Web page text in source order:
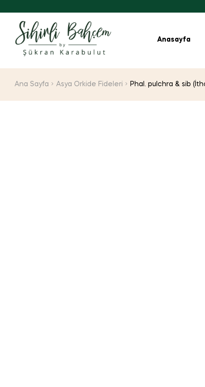
Anasayfa
Ana Sayfa Asya Orkide Fideleri Phal. pulchra & sib